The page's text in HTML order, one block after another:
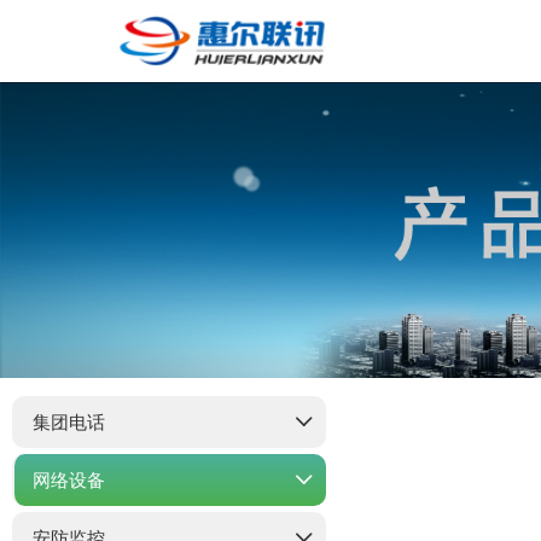
集团电话
网络设备